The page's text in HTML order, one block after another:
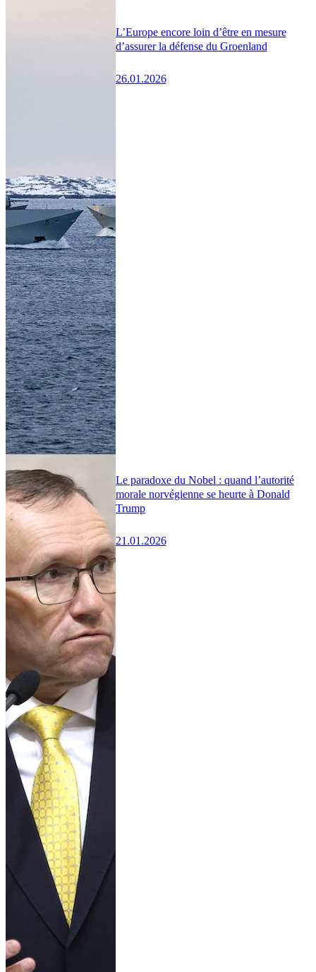
L’Europe encore loin d’être en mesure
d’assurer la défense du Groenland
26.01.2026
Le paradoxe du Nobel : quand l’autorité
morale norvégienne se heurte à Donald
Trump
21.01.2026